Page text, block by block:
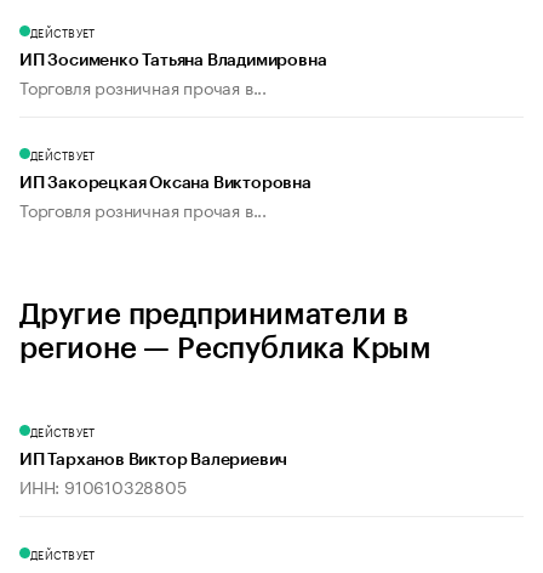
ДЕЙСТВУЕТ
ИП Зосименко Татьяна Владимировна
Торговля розничная прочая в...
ДЕЙСТВУЕТ
ИП Закорецкая Оксана Викторовна
Торговля розничная прочая в...
Другие предприниматели в
регионе — Республика Крым
ДЕЙСТВУЕТ
ИП Тарханов Виктор Валериевич
ИНН: 910610328805
ДЕЙСТВУЕТ